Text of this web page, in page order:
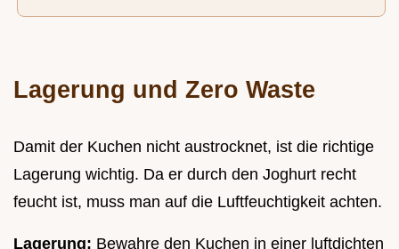
Lagerung und Zero Waste
Damit der Kuchen nicht austrocknet, ist die richtige
Lagerung wichtig. Da er durch den Joghurt recht
feucht ist, muss man auf die Luftfeuchtigkeit achten.
Lagerung: Bewahre den Kuchen in einer luftdichten